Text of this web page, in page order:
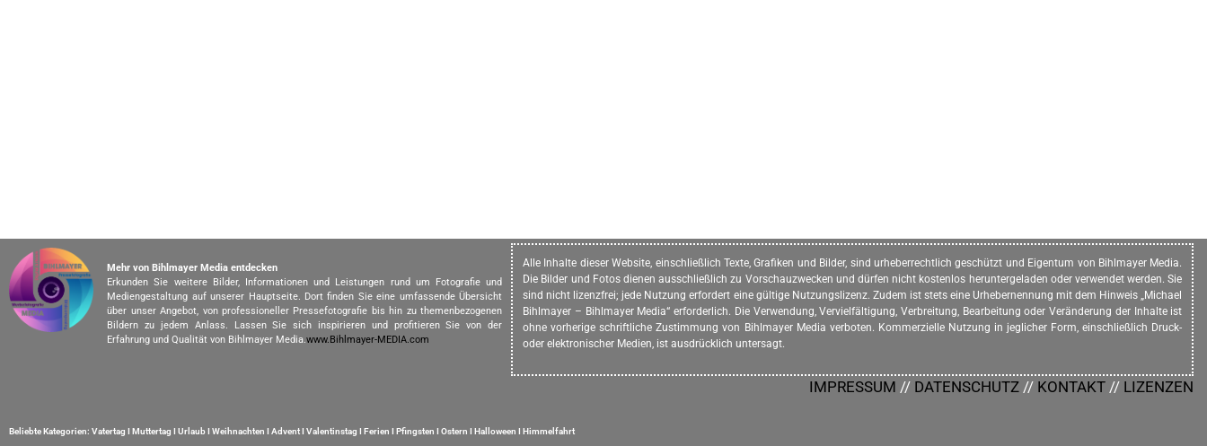
Mehr von Bihlmayer Media entdecken
Erkunden Sie weitere Bilder, Informationen und Leistungen rund um Fotografie und
Mediengestaltung auf unserer Hauptseite. Dort finden Sie eine umfassende Übersicht
über unser Angebot, von professioneller Pressefotografie bis hin zu themenbezogenen
Bildern zu jedem Anlass. Lassen Sie sich inspirieren und profitieren Sie von der
Erfahrung und Qualität von Bihlmayer Media.www.Bihlmayer-MEDIA.com
Alle Inhalte dieser Website, einschließlich Texte, Grafiken und Bilder, sind urheberrechtlich geschützt und Eigentum von Bihlmayer Media.
Die Bilder und Fotos dienen ausschließlich zu Vorschauzwecken und dürfen nicht kostenlos heruntergeladen oder verwendet werden. Sie
sind nicht lizenzfrei; jede Nutzung erfordert eine gültige Nutzungslizenz. Zudem ist stets eine Urhebernennung mit dem Hinweis „Michael
Bihlmayer – Bihlmayer Media“ erforderlich. Die Verwendung, Vervielfältigung, Verbreitung, Bearbeitung oder Veränderung der Inhalte ist
ohne vorherige schriftliche Zustimmung von Bihlmayer Media verboten. Kommerzielle Nutzung in jeglicher Form, einschließlich Druck-
oder elektronischer Medien, ist ausdrücklich untersagt.
IMPRESSUM // DATENSCHUTZ // KONTAKT // LIZENZEN
Beliebte Kategorien: Vatertag I Muttertag I UrlaubI Weihnachten I AdventI Valentinstag I Ferien I Pfingsten I Ostern I Halloween I Himmelfahrt